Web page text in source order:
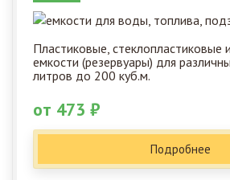
Пластиковые, стеклопластиковые
емкости (резервуары) для
литров до 200 куб.м.
от 473 ₽
Подробнее